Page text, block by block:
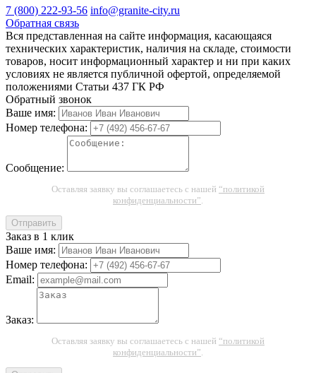
7 (800) 222-93-56 info@granite-city.ru
Обратная связь
Вся представленная на сайте информация, касающаяся
технических характеристик, наличия на складе, стоимости
товаров, носит информационный характер и ни при каких
условиях не является публичной офертой, определяемой
положениями Статьи 437 ГК РФ
Обратный звонок
Ваше имя:
Номер телефона:
Сообщение:
Оставляя заявку вы соглашаетесь с нашей “политикой
конфиденциальности”
Отправить
Заказ в 1 клик
Ваше имя:
Номер телефона:
Email:
Заказ:
Оставляя заявку вы соглашаетесь с нашей “политикой
конфиденциальности”